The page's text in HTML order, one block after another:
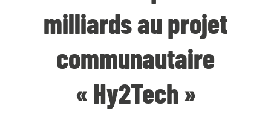
milliards au projet
communautaire
« Hy2Tech »